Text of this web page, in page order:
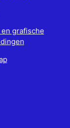
en grafische